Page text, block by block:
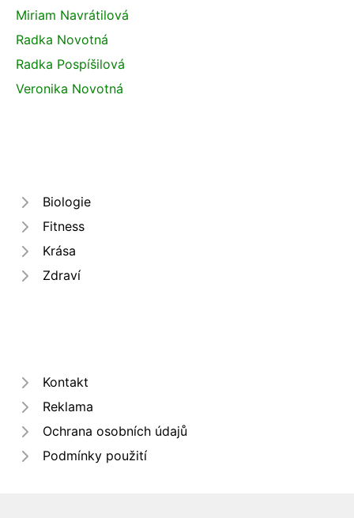
Miriam Navrátilová
Radka Novotná
Radka Pospíšilová
Veronika Novotná
Biologie
Fitness
Krása
Zdraví
Kontakt
Reklama
Ochrana osobních údajů
Podmínky použití